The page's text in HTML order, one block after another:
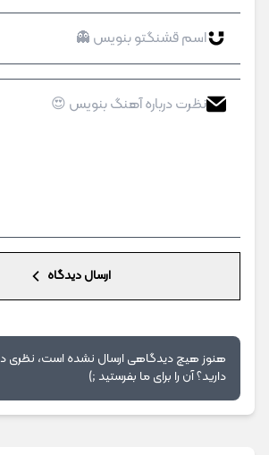
ارسال دیدگاه
هنوز هیچ دیدگاهی ارسال نشده است، نظری
دارید؟ آن را برای ما بفرستید ;)